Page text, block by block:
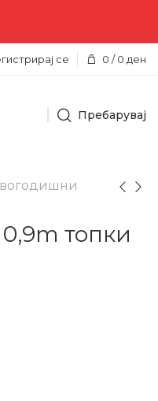
🇲🇰
се 0 / 0 ден
Пребарувај
0,9m топки